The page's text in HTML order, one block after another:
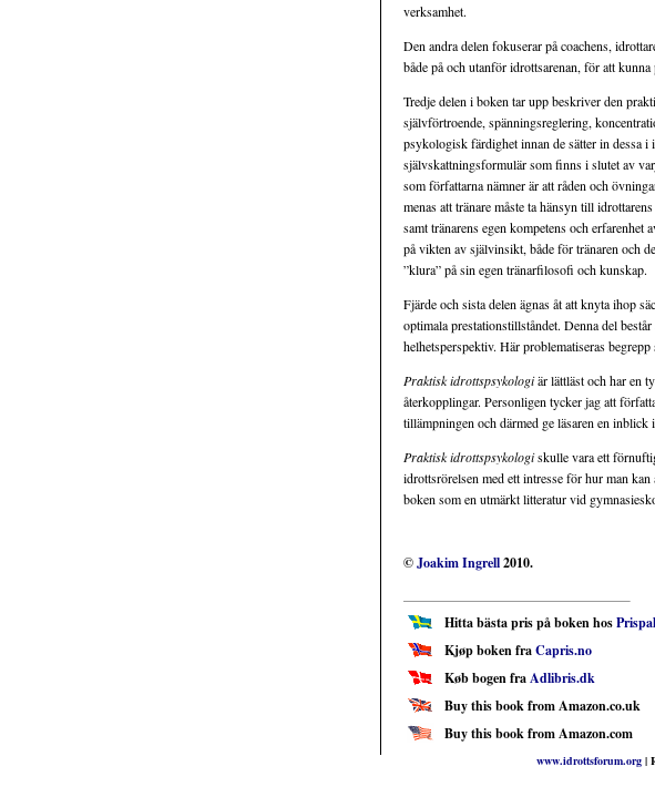
verksamhet.
Den andra delen fokuserar på coachens,
både på och utanför idrottsarenan, för att kunna
Tredje delen i boken tar upp beskriver den
självförtroende, spänningsreglering,
psykologisk färdighet innan de sätter in dessa
självskattningsformulär som finns i slutet av
som författarna nämner är att råden och
menas att tränare måste ta hänsyn till
samt tränarens egen kompetens och
på vikten av självinsikt, både för tränaren och
”klura” på sin egen tränarfilosofi och kunskap.
Fjärde och sista delen ägnas åt att knyta ihop
optimala prestationstillståndet. Denna del
helhetsperspektiv. Här problematiseras
Praktisk idrottspsykologiär lättläst och har en
återkopplingar. Personligen tycker jag att
tillämpningen och därmed ge läsaren en
Praktisk idrottspsykologiskulle vara ett
idrottsrörelsen med ett intresse för hur man
boken som en utmärkt litteratur vid
©Joakim Ingrell2010.
Hitta bästa pris på boken hos
Kjøp boken fraCapris.no
Køb bogen fraAdlibris.dk
Buy this book from Amazon.co.uk
Buy this book from Amazon.com
www.idrottsforum.org|